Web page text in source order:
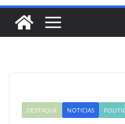
DESTAQUE NOTICIAS